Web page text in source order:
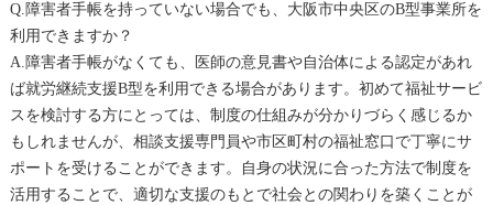
Q.障害者手帳を持っていない場合でも、大阪市中央区のB型事業所を
利用できますか？
A.障害者手帳がなくても、医師の意見書や自治体による認定があれ
ば就労継続支援B型を利用できる場合があります。初めて福祉サービ
スを検討する方にとっては、制度の仕組みが分かりづらく感じるか
もしれませんが、相談支援専門員や市区町村の福祉窓口で丁寧にサ
ポートを受けることができます。自身の状況に合った方法で制度を
活用することで、適切な支援のもとで社会との関わりを築くことが